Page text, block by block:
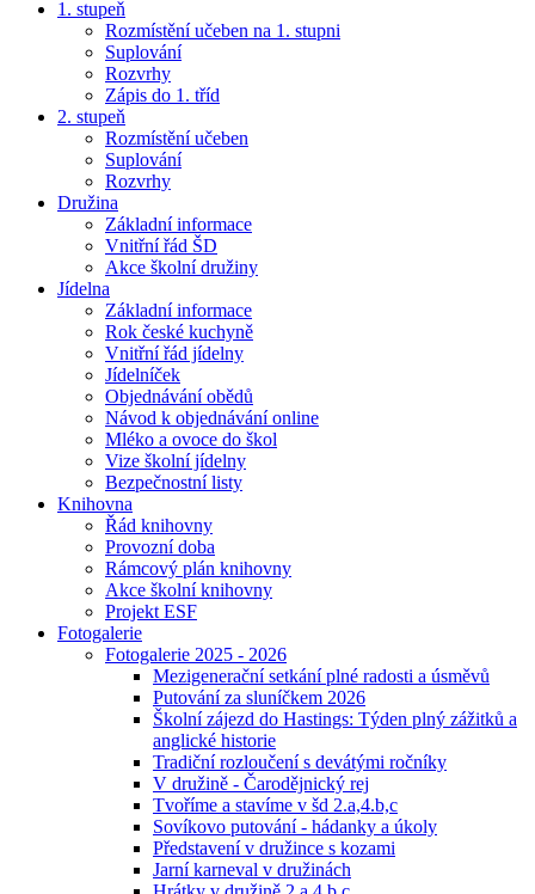
1. stupeň
Rozmístění učeben na 1. stupni
Suplování
Rozvrhy
Zápis do 1. tříd
2. stupeň
Rozmístění učeben
Suplování
Rozvrhy
Družina
Základní informace
Vnitřní řád ŠD
Akce školní družiny
Jídelna
Základní informace
Rok české kuchyně
Vnitřní řád jídelny
Jídelníček
Objednávání obědů
Návod k objednávání online
Mléko a ovoce do škol
Vize školní jídelny
Bezpečnostní listy
Knihovna
Řád knihovny
Provozní doba
Rámcový plán knihovny
Akce školní knihovny
Projekt ESF
Fotogalerie
Fotogalerie 2025 - 2026
Mezigenerační setkání plné radosti a úsměvů
Putování za sluníčkem 2026
Školní zájezd do Hastings: Týden plný zážitků a
anglické historie
Tradiční rozloučení s devátými ročníky
V družině - Čarodějnický rej
Tvoříme a stavíme v šd 2.a,4.b,c
Sovíkovo putování - hádanky a úkoly
Představení v družince s kozami
Jarní karneval v družinách